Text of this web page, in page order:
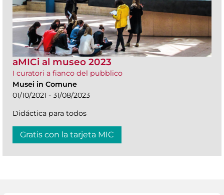
aMICi al museo 2023
I curatori a fianco del pubblico
Musei in Comune
01/10/2021 - 31/08/2023
Didáctica para todos
Gratis con la tarjeta MIC